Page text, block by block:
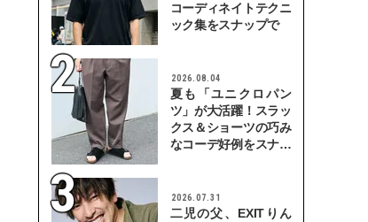
コーディネイトテクニ
ック集をスナップで
2026.08.04
夏も「ユニクロパン
ツ」が大活躍！スラッ
クス＆ショーツの巧み
なコーデ好例をスナッ
2026.07.31
二児の父、EXITりん